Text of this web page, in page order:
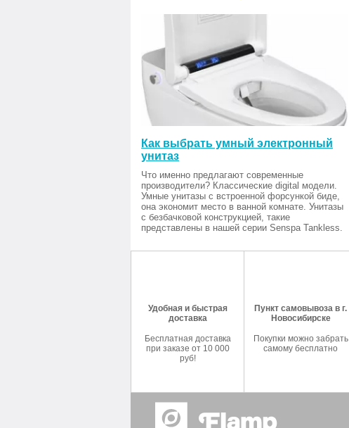
Как выбрать умный электронный
унитаз
Что именно предлагают современные
производители? Классические digital модели.
Умные унитазы с встроенной форсункой биде,
она экономит место в ванной комнате. Унитазы
с безбачковой конструкцией, такие
представлены в нашей серии Senspa Tankless.
Удобная и быстрая
доставка
Бесплатная доставка
при заказе от 10 000
руб!
Пункт самовывоза в г.
Новосибирске
Покупки можно забрать
самому бесплатно